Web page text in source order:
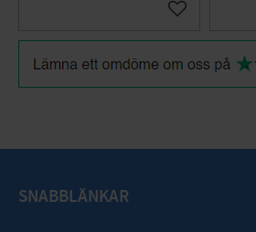
Add to
SNABBLÄNKAR